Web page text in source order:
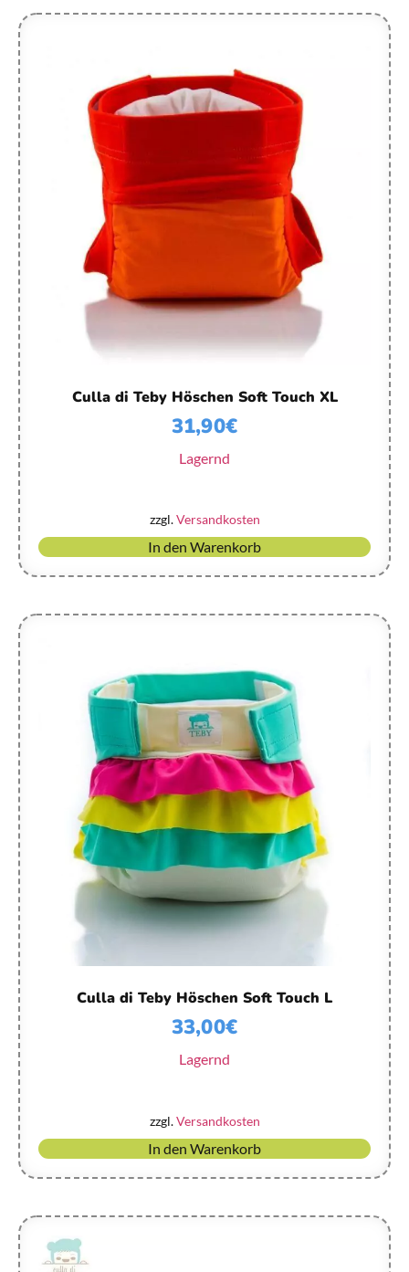
Culla di Teby Höschen Soft Touch XL
31,90€
Lagernd
zzgl.Versandkosten
In den Warenkorb
Culla di Teby Höschen Soft Touch L
33,00€
Lagernd
zzgl.Versandkosten
In den Warenkorb